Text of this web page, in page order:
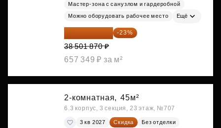
Мастер-зона с санузлом и гардеробной
Можно оборудовать рабочее место Ещё
29 646 440 ₽ -23%
38 501 870 ₽
657 349 ₽ за м²
2-комнатная, 45м²
6.3 корпус, 3 секция, 23 этаж, №707
3 кв 2027 Скидка
Без отделки